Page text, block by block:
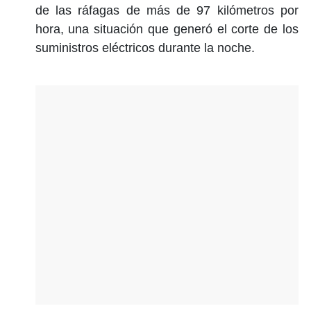
de las ráfagas de más de 97 kilómetros por
hora, una situación que generó el corte de los
suministroseléctricos durante la noche.